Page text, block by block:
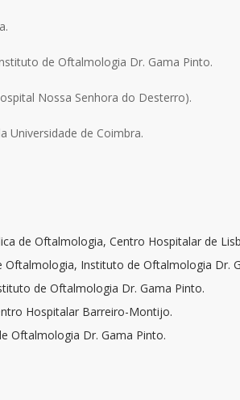
de Oftalmologia Dr. Gama Pinto.
Nossa Senhora do Desterro).
Universidade de Coimbra.
de Oftalmologia, Centro Hospitalar de
Oftalmologia, Instituto de Oftalmologia Dr.
de Oftalmologia Dr. Gama Pinto.
Hospitalar Barreiro-Montijo.
Oftalmologia Dr. Gama Pinto.